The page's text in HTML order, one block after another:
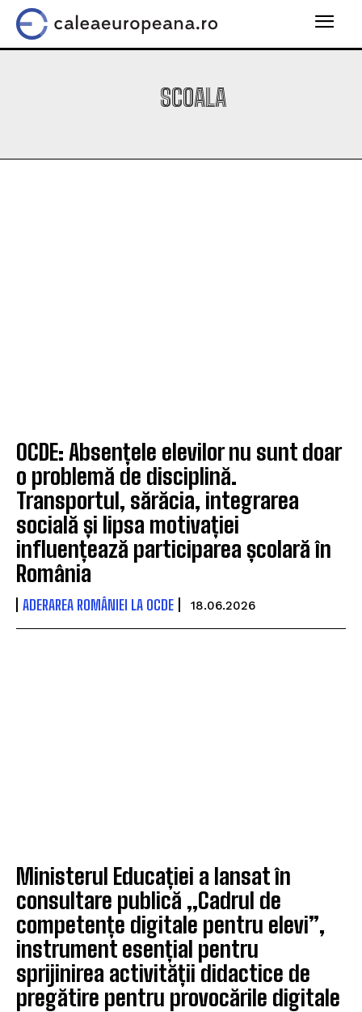
SCOALA
OCDE: Absențele elevilor nu sunt doar
o problemă de disciplină.
Transportul, sărăcia, integrarea
socială și lipsa motivației
influențează participarea școlară în
România
ADERAREA ROMÂNIEI LA OCDE 18.06.2026
Ministerul Educației a lansat în
consultare publică „Cadrul de
competențe digitale pentru elevi”,
instrument esențial pentru
sprijinirea activității didactice de
pregătire pentru provocările digitale